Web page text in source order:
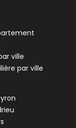
• 90 m²
Terrain 3680 m²
ville
par ville